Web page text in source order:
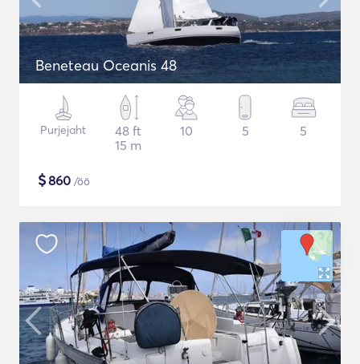
Beneteau Oceanis 48
Purjejaht
48 ft
15 m
10 5 5
$860 /öö